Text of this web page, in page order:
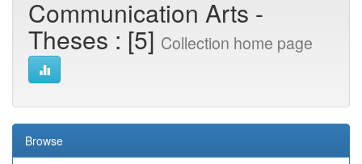
Communication Arts -
Theses : [5] Collection home page
Browse